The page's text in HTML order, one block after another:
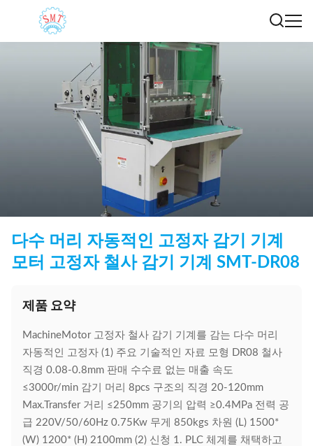
다수 머리 자동적인 고정자 감기 기계
모터 고정자 철사 감기 기계 SMT-DR08
제품 요약
MachineMotor 고정자 철사 감기 기계를 감는 다수 머리
자동적인 고정자 (1) 주요 기술적인 자료 모형 DR08 철사
직경 0.08-0.8mm 판매 수수료 없는 매출 속도
≤3000r/min 감기 머리 8pcs 구조의 직경 20-120mm
Max.Transfer 거리 ≤250mm 공기의 압력 ≥0.4MPa 전력 공
급 220V/50/60Hz 0.75Kw 무게 850kgs 차원 (L) 1500*
(W) 1200* (H) 2100mm (2) 신청 1. PLC 체계를 채택하고